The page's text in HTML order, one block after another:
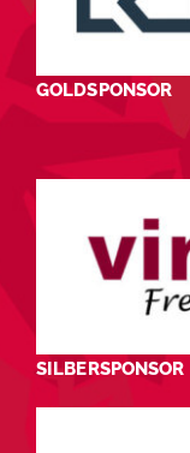
GOLDSPONSOR
SILBERSPONSOR